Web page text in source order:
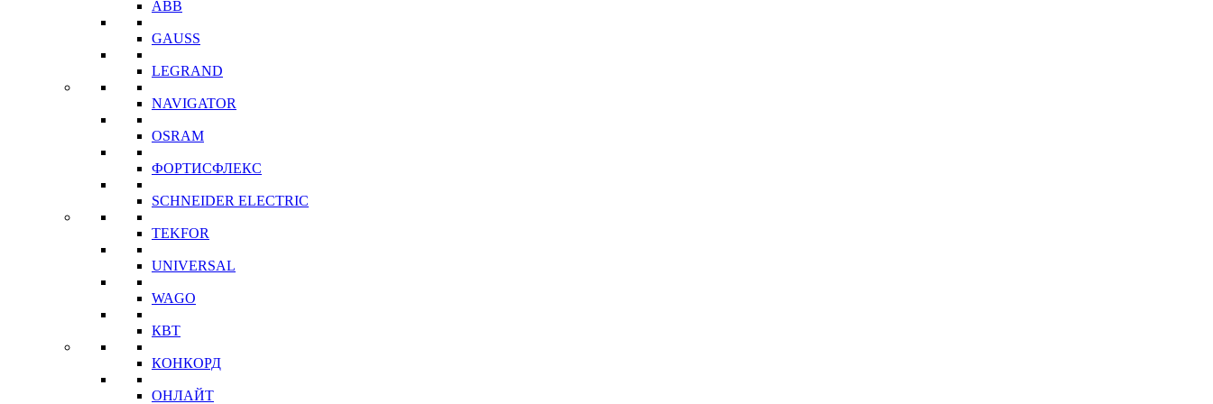
ABB
GAUSS
LEGRAND
NAVIGATOR
OSRAM
ФОРТИСФЛЕКС
SCHNEIDER ELECTRIC
TEKFOR
UNIVERSAL
WAGO
КВТ
КОНКОРД
ОНЛАЙТ